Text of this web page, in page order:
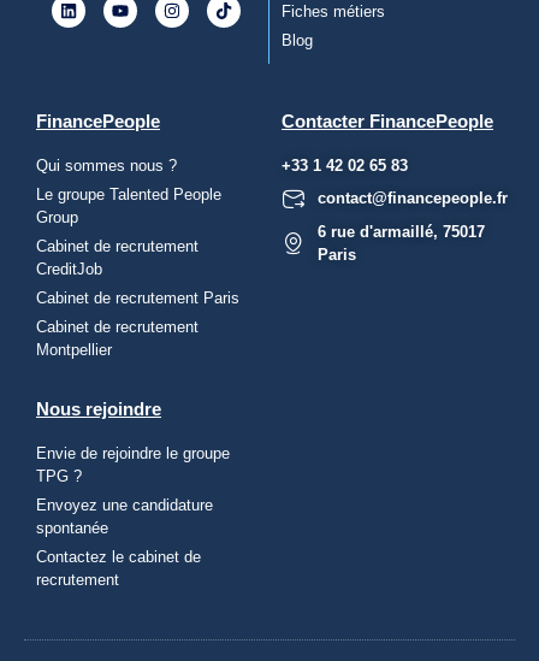
Fiches métiers
Blog
FinancePeople
Qui sommes nous ?
Le groupe Talented People
Group
Cabinet de recrutement
CreditJob
Cabinet de recrutement Paris
Cabinet de recrutement
Montpellier
Nous rejoindre
Envie de rejoindre le groupe
TPG ?
Envoyez une candidature
spontanée
Contactez le cabinet de
recrutement
Contacter FinancePeople
+33 1 42 02 65 83
contact@financepeople.fr
6 rue d'armaillé, 75017
Paris